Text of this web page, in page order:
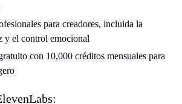
para creadores, incluida la
y el control emocional
con 10,000 créditos mensuales para